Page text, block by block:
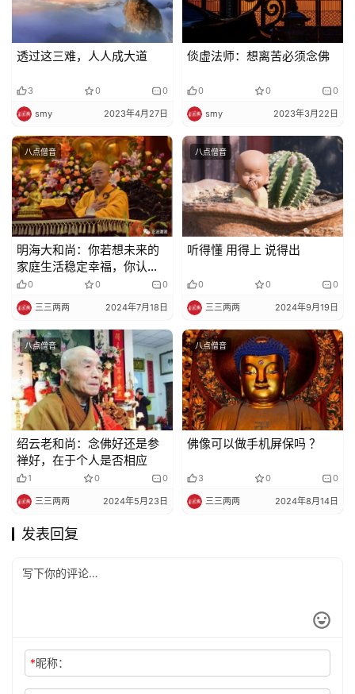
透过这三难，人人成大道
3 0 0
smy 2023年4月27日
倓虚法师：想离苦必须念佛
0 0 0
smy 2023年3月22日
八点僧音
明海大和尚：你若想未来的
家庭生活稳定幸福，你认真
地持这条戒
0 0 0
三三两两 2024年7月18日
八点僧音
听得懂 用得上 说得出
0 0 0
三三两两 2024年9月19日
八点僧音
绍云老和尚：念佛好还是参
禅好，在于个人是否相应
1 0 0
三三两两 2024年5月23日
八点僧音
佛像可以做手机屏保吗 ？
3 0 0
三三两两 2024年8月14日
发表回复
*昵称：